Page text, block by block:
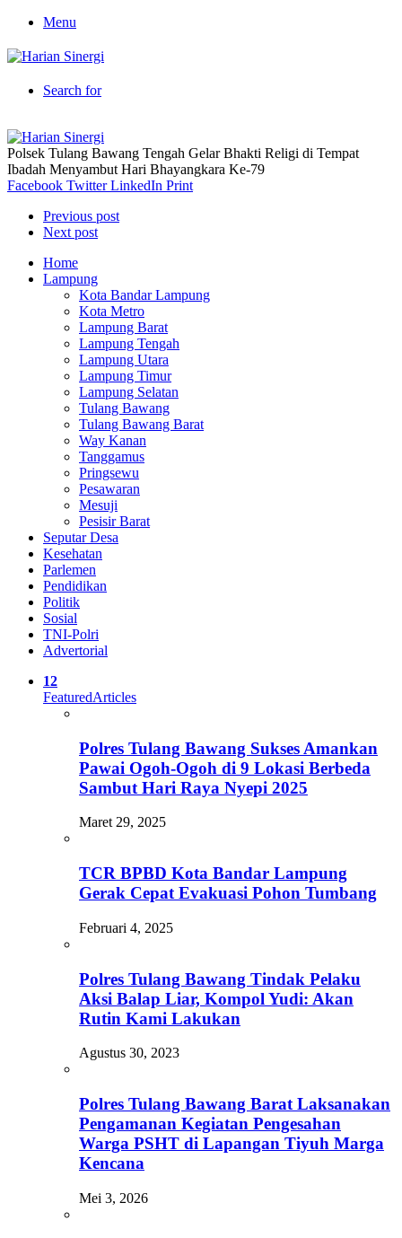
Menu
Search for
Polsek Tulang Bawang Tengah Gelar Bhakti Religi di Tempat
Ibadah Menyambut Hari Bhayangkara Ke-79
Facebook Twitter LinkedIn Print
Previous post
Next post
Home
Lampung
Kota Bandar Lampung
Kota Metro
Lampung Barat
Lampung Tengah
Lampung Utara
Lampung Timur
Lampung Selatan
Tulang Bawang
Tulang Bawang Barat
Way Kanan
Tanggamus
Pringsewu
Pesawaran
Mesuji
Pesisir Barat
Seputar Desa
Kesehatan
Parlemen
Pendidikan
Politik
Sosial
TNI-Polri
Advertorial
12
FeaturedArticles
Polres Tulang Bawang Sukses Amankan
Pawai Ogoh-Ogoh di 9 Lokasi Berbeda
Sambut Hari Raya Nyepi 2025
Maret 29, 2025
TCR BPBD Kota Bandar Lampung
Gerak Cepat Evakuasi Pohon Tumbang
Februari 4, 2025
Polres Tulang Bawang Tindak Pelaku
Aksi Balap Liar, Kompol Yudi: Akan
Rutin Kami Lakukan
Agustus 30, 2023
Polres Tulang Bawang Barat Laksanakan
Pengamanan Kegiatan Pengesahan
Warga PSHT di Lapangan Tiyuh Marga
Kencana
Mei 3, 2026